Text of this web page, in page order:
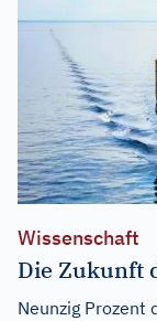
Wissenschaft
Die Zukunft
Neunzig Prozent